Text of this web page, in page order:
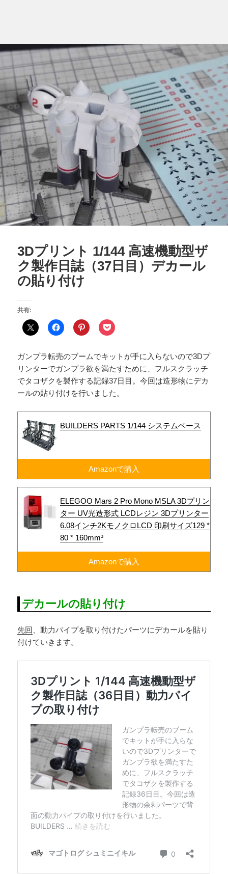
3Dプリント 1/144 高速機動型ザ
ク製作日誌（37日目）デカール
の貼り付け
共有:
ガンプラ転売のブームでキットが手に入らないので3Dプ
リンターでガンプラ欲を満たすために、フルスクラッチ
でタコザクを製作する記録37日目。今回は造形物にデカ
ールの貼り付けを行いました。
BUILDERS PARTS 1/144 システムベース
Amazonで購入
ELEGOO Mars 2 Pro Mono MSLA 3Dプリン
ター UV光造形式 LCDレジン 3Dプリンター
6.08インチ2KモノクロLCD 印刷サイズ129 *
80 * 160mm³
Amazonで購入
デカールの貼り付け
先回
、動力パイプを取り付けたパーツにデカールを貼り
付けていきます。